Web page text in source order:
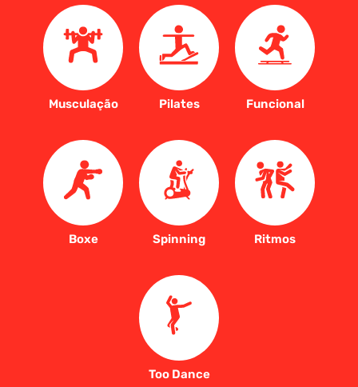
Musculação Pilates Funcional
Boxe Spinning Ritmos
Too Dance